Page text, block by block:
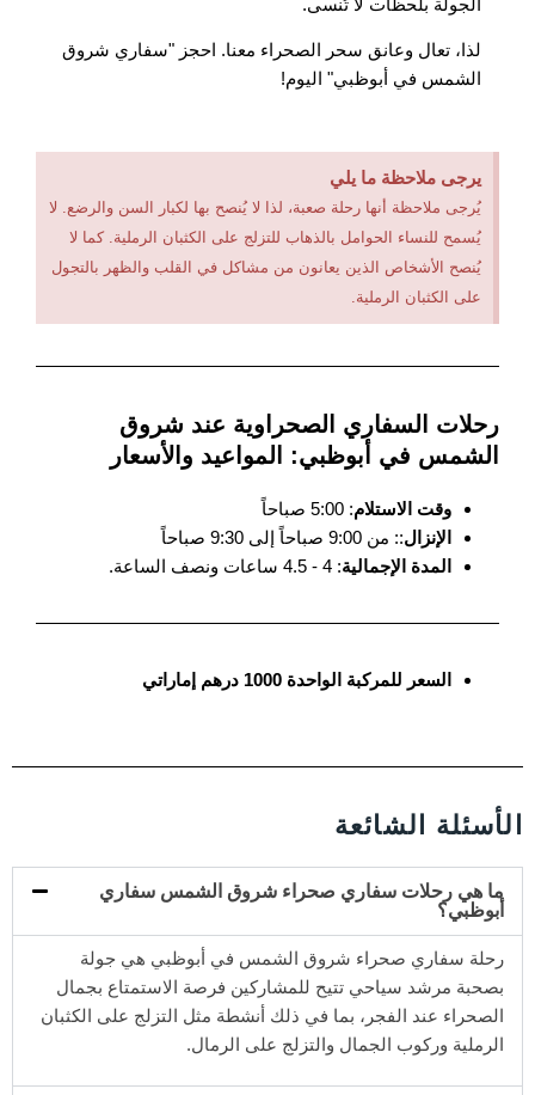
لذا، تعال وعانق سحر الصحراء معنا. احجز "سفاري شروق
الشمس في أبوظبي" اليوم!
يرجى ملاحظة ما يلي
يُرجى ملاحظة أنها رحلة صعبة، لذا لا يُنصح بها لكبار السن والرضع. لا
يُسمح للنساء الحوامل بالذهاب للتزلج على الكثبان الرملية. كما لا
يُنصح الأشخاص الذين يعانون من مشاكل في القلب والظهر بالتجول
على الكثبان الرملية.
رحلات السفاري الصحراوية عند شروق
الشمس في أبوظبي: المواعيد والأسعار
وقت الاستلام: 5:00 صباحاً
الإنزال:: من 9:00 صباحاً إلى 9:30 صباحاً
المدة الإجمالية: 4 - 4.5 ساعات ونصف الساعة.
السعر للمركبة الواحدة 1000 درهم إماراتي
الأسئلة الشائعة
ما هي رحلات سفاري صحراء شروق الشمس سفاري
أبوظبي؟
رحلة سفاري صحراء شروق الشمس في أبوظبي هي جولة
بصحبة مرشد سياحي تتيح للمشاركين فرصة الاستمتاع بجمال
الصحراء عند الفجر، بما في ذلك أنشطة مثل التزلج على الكثبان
الرملية وركوب الجمال والتزلج على الرمال.